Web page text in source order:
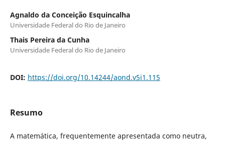
Agnaldo da Conceição Esquincalha
Universidade Federal do Rio de Janeiro
Thais Pereira da Cunha
Universidade Federal do Rio de Janeiro
DOI: https://doi.org/10.14244/aond.v5i1.115
Resumo
A matemática, frequentemente apresentada como neutra,